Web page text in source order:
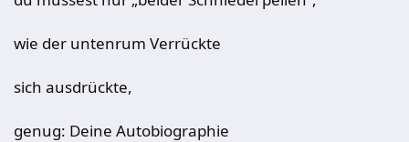
wie der untenrum Verrückte
sich ausdrückte,
genug: Deine Autobiographie